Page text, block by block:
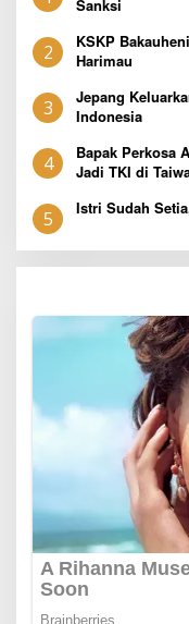
Sanksi
2
KSKP
Harimau
3
Jepang
Indonesia
4
Bapak Perkosa
Jadi TKI di
5 Istri Sudah